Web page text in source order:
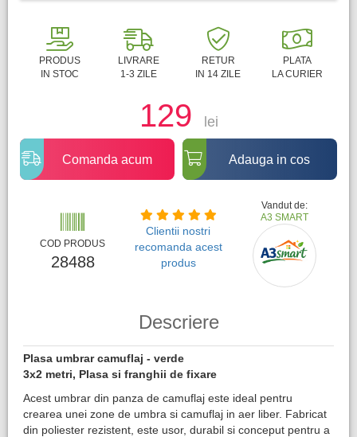
PRODUS
IN STOC
LIVRARE
1-3 ZILE
RETUR
IN 14 ZILE
PLATA
LA CURIER
129 lei
Comanda acum Adauga in cos
COD PRODUS
28488
Clientii nostri
recomanda acest
produs
Vandut de:
A3 SMART
Descriere
Plasa umbrar camuflaj - verde
3x2 metri, Plasa si franghii de fixare
Acest umbrar din panza de camuflaj este ideal pentru
crearea unei zone de umbra si camuflaj in aer liber. Fabricat
din poliester rezistent, este usor, durabil si conceput pentru a